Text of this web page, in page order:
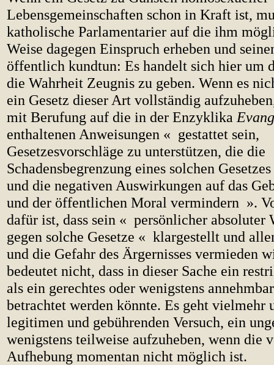
Lebensgemeinschaften schon in Kraft ist,
katholische Parlamentarier auf die ihm
Weise dagegen Einspruch erheben und
öffentlich kundtun: Es handelt sich hier um
die Wahrheit Zeugnis zu geben. Wenn es
ein Gesetz dieser Art vollständig
mit Berufung auf die in der Enzyklika
enthaltenen Anweisungen « gestattet sein,
Gesetzesvorschläge zu unterstützen, die die
Schadensbegrenzung eines solchen
und die negativen Auswirkungen auf das
und der öffentlichen Moral vermindern ».
dafür ist, dass sein « persönlicher absoluter
gegen solche Gesetze « klargestellt und
und die Gefahr des Ärgernisses vermieden
bedeutet nicht, dass in dieser Sache ein
als ein gerechtes oder wenigstens
betrachtet werden könnte. Es geht vielmehr
legitimen und gebührenden Versuch, ein
wenigstens teilweise aufzuheben, wenn die
Aufhebung momentan nicht möglich ist.